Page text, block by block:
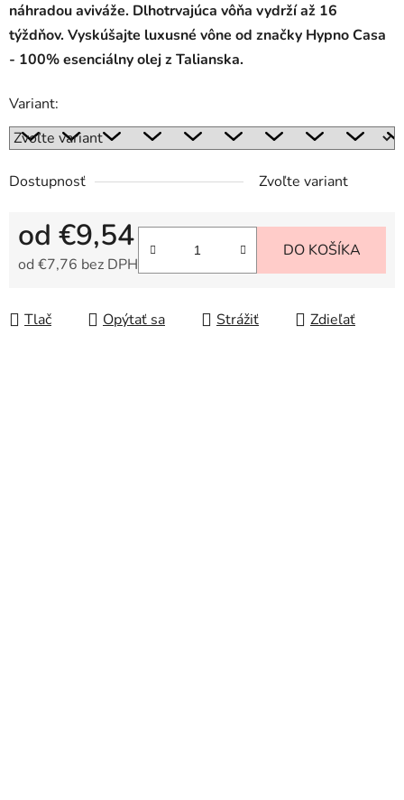
náhradou aviváže. Dlhotrvajúca vôňa vydrží až 16
týždňov. Vyskúšajte luxusné vône od značky Hypno Casa
- 100% esenciálny olej z Talianska.
Variant:
Dostupnosť Zvoľte variant
od €9,54
od €7,76 bez DPH
DO KOŠÍKA
Tlač Opýtať sa Strážiť Zdieľať